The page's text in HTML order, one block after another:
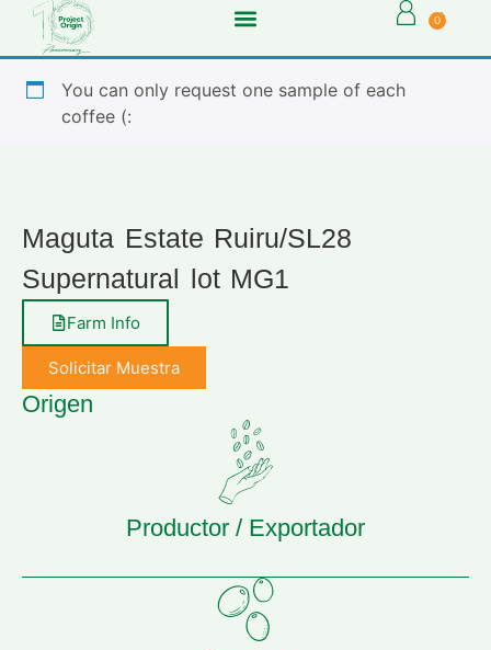
0
You can only request one sample of each
coffee (:
Maguta Estate Ruiru/SL28
Supernatural lot MG1
Farm Info
Solicitar Muestra
Origen
Productor / Exportador